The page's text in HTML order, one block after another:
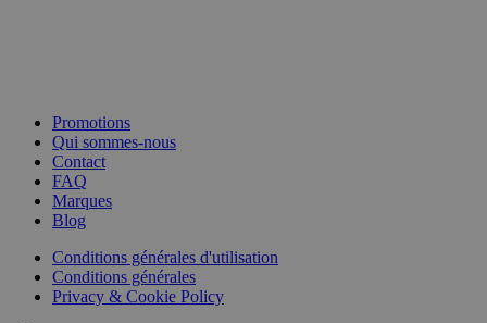
Promotions
Qui sommes-nous
Contact
FAQ
Marques
Blog
Conditions générales d'utilisation
Conditions générales
Privacy & Cookie Policy